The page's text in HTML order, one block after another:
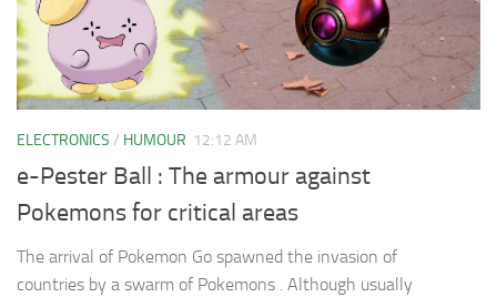
ELECTRONICS / HUMOUR 12:12 AM
e-Pester Ball : The armour against
Pokemons for critical areas
The arrival of Pokemon Go spawned the invasion of
countries by a swarm of Pokemons . Although usually